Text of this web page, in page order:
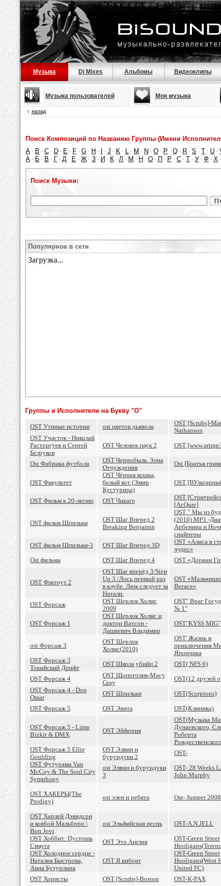
Музыка Dj Mixes Альбомы Видеоклипы
Музыка пользователей Моя музыка
назад
Поиск Композиций по Названию Группы (Имени
A · B · C · D · E · F · G · H · · J · K · L · M · N · O · P · Q · R · S · T · U ·
А · Б · В · Г · Д · Е · Ж · З · И · К · Л · М · Н · О · П · Р · С · Т · У · Ф · Х
Поиск Музыки:
Популярное в сети
Группы и Исполнители на Букву "O"
OST Утиные истории ost цветок дьявола
OST [Scrubs]-
Nathanson
OST Участок - Николай
Расторгуев и Сергей
Безруков
OST Человек паук 2 OST
Ost Фабрика футбола
OST Чернобыль. Зона
Отчуждения
Ost [Братья
OST Факультет
OST Чёрная кошка,
белый кот (Эмир
Кустурица)
OST
OST Фильм к 20-лктию OST Чикаго
OST
[Ar.Qure]
OST фильм Шпильки
OST Шаг Вперед 2
Breaking Benjamin
OST ” Мы из
(2010) MP3 -
Арбенина и
снайперы
OST фильм Шпильки-3
OST Шаг Вперед 3D
OST «Алиса в
чудес»
Ost фильма
OST Шаг Вперед 4 OST «Дориан
OST Флатоут 2
OST Шаг вперёд 3/Step
Up 3 /Лось первый раз
в клубе. Люк следует за
Натали.
OST
Вегасе»
OST Форсаж
OST Шерлок Холмс
2009
OST" Враг
№ 1"
OST Форсаж 1
OST Шерлок Холмс и
доктор Ватсон -
Дашкевич Владимир
OST"KYSS MIG"
ost Форсаж 3
OST Шерлок
Холмс(2010)
OST' Жизнь и
приключения
Япончика
OST Форсаж 3
Токийский Дрифт
OST Школа убийц 2
OST( NFS 6)
OST Форсаж 4
OST Шопоголик-Macy
Gray
OST(12 друзей
OST Форсаж 4 - Don
Omar
OST Шпильки
OST(Scorpions)
OST Форсаж 5
OST Эвита OST(Клиника)
OST Форсаж 5 - Limp
Bizkit & DMX
OST Эйфория
OST(Музыка
Дунаевского,
Роберта
OST Форсаж 5 Ellie
Goulding
OST Элвин и
бурундуки 2
OST-
OST Футурама Van
McCoy & The Soul City
Symphony
ost Элвин и бурундуки
3
OST- 28 Weeks
John Murphy
OST ХАКЕРЫ(The
Prodigy)
ost элен и ребята Ost- Jumper 2008
OST Харлей Дэвидсон
и ковбой Мальборо \
Bon Jovi
ost Эльфийская песнь
OST-A.N.JELL
OST Хоббит: Пустошь
Смауга
OST Это Англия
OST-Green Street
OST Холодное сердце -
Наталия Быстрова,
Анна Бутурлина
OST Я киборг
OST-Green Street
Hooligans(West
United FC)
OST Хористы
OST [Scrubs]-Boston OST-K-PAX